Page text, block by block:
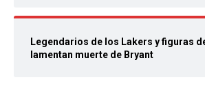
Legendarios de los Lakers y figuras
lamentan muerte de Bryant